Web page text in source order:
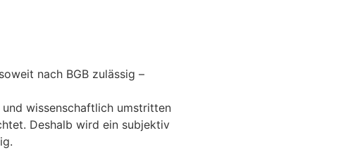
nach BGB zulässig –
wissenschaftlich umstritten
Deshalb wird ein subjektiv